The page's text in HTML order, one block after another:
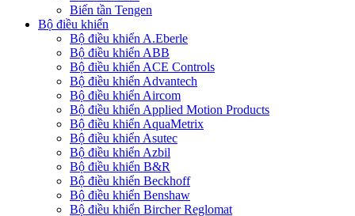
Biến tần Tengen
Bộ điều khiển
Bộ điều khiển A.Eberle
Bộ điều khiển ABB
Bộ điều khiển ACE Controls
Bộ điều khiển Advantech
Bộ điều khiển Aircom
Bộ điều khiển Applied Motion Products
Bộ điều khiển AquaMetrix
Bộ điều khiển Asutec
Bộ điều khiển Azbil
Bộ điều khiển B&R
Bộ điều khiển Beckhoff
Bộ điều khiển Benshaw
Bộ điều khiển Bircher Reglomat